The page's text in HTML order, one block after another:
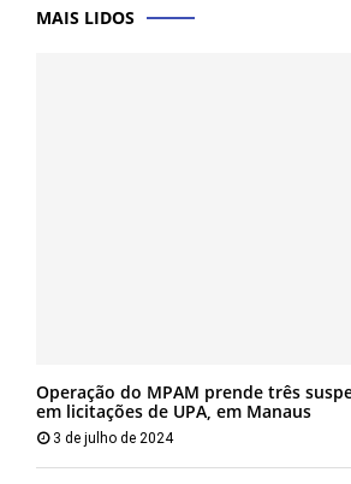
MAIS LIDOS
Operação do MPAM prende três
em licitações de UPA, em Manaus
3 de julho de 2024